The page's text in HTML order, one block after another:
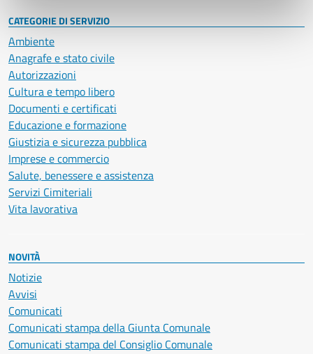
CATEGORIE DI SERVIZIO
Ambiente
Anagrafe e stato civile
Autorizzazioni
Cultura e tempo libero
Documenti e certificati
Educazione e formazione
Giustizia e sicurezza pubblica
Imprese e commercio
Salute, benessere e assistenza
Servizi Cimiteriali
Vita lavorativa
NOVITÀ
Notizie
Avvisi
Comunicati
Comunicati stampa della Giunta Comunale
Comunicati stampa del Consiglio Comunale